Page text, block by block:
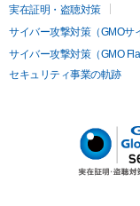
実在証明・盗聴対策
サイバー攻撃対策（GMOサ
サイバー攻撃対策（GMO
セキュリティ事業の軌跡